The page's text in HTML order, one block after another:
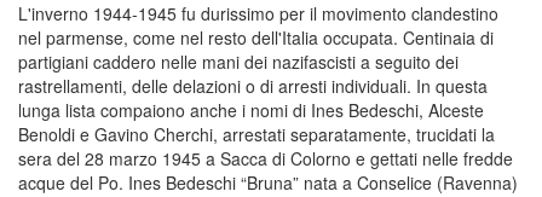
L'inverno 1944-1945 fu durissimo per il movimento clandestino
nel parmense, come nel resto dell'Italia occupata. Centinaia di
partigiani caddero nelle mani dei nazifascisti a seguito dei
rastrellamenti, delle delazioni o di arresti individuali. In questa
lunga lista compaiono anche i nomi di Ines Bedeschi, Alceste
Benoldi e Gavino Cherchi, arrestati separatamente, trucidati la
sera del 28 marzo 1945 a Sacca di Colorno e gettati nelle fredde
acque del Po. Ines Bedeschi “Bruna” nata a Conselice (Ravenna)